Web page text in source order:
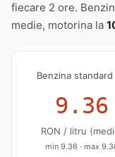
fiecare 2 ore.
medie, motorina la
Benzina standard
9.36
RON / litru
min 9.36 · max